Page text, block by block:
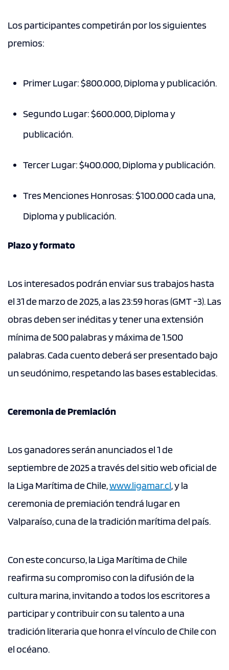
Los participantes competirán por los siguientes
premios:
Primer Lugar: $800.000, Diploma y publicación.
Segundo Lugar: $600.000, Diploma y
publicación.
Tercer Lugar: $400.000, Diploma y publicación.
Tres Menciones Honrosas: $100.000 cada una,
Diploma y publicación.
Plazo y formato
Los interesados podrán enviar sus trabajos hasta
el 31 de marzo de 2025, a las 23:59 horas (GMT -3). Las
obras deben ser inéditas y tener una extensión
mínima de 500 palabras y máxima de 1.500
palabras. Cada cuento deberá ser presentado bajo
un seudónimo, respetando las bases establecidas.
Ceremonia de Premiación
Los ganadores serán anunciados el 1 de
septiembre de 2025 a través del sitio web oficial de
la Liga Marítima de Chile,www.ligamar.cl, y la
ceremonia de premiación tendrá lugar en
Valparaíso, cuna de la tradición marítima del país.
Con este concurso, la Liga Marítima de Chile
reafirma su compromiso con la difusión de la
cultura marina, invitando a todos los escritores a
participar y contribuir con su talento a una
tradición literaria que honra el vínculo de Chile con
el océano.